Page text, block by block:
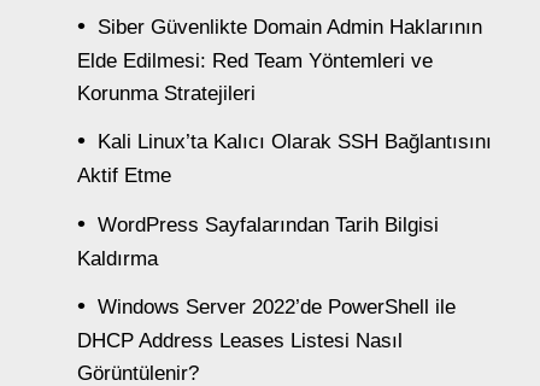
Siber Güvenlikte Domain Admin Haklarının
Elde Edilmesi: Red Team Yöntemleri ve
Korunma Stratejileri
Kali Linux’ta Kalıcı Olarak SSH Bağlantısını
Aktif Etme
WordPress Sayfalarından Tarih Bilgisi
Kaldırma
Windows Server 2022’de PowerShell ile
DHCP Address Leases Listesi Nasıl
Görüntülenir?